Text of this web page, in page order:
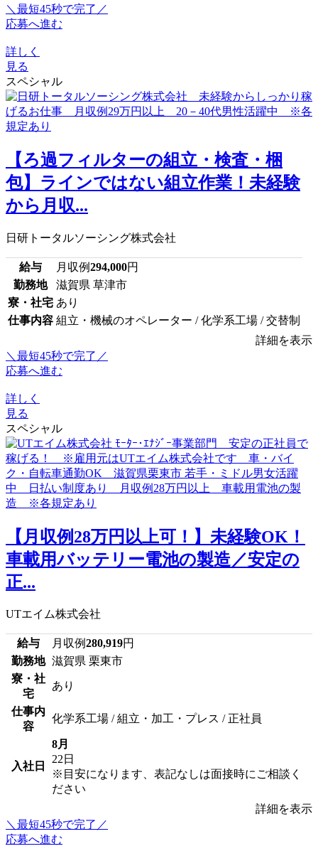
＼最短45秒で完了／
応募へ進む
詳しく
見る
スペシャル
【ろ過フィルターの組立・検査・梱
包】ラインではない組立作業！未経験
から月収...
日研トータルソーシング株式会社
給与 月収例294,000円
勤務地
滋賀県 草津市
寮・社宅 あり
仕事内容 組立・機械のオペレーター / 化学系工場 / 交替制
詳細を表示
＼最短45秒で完了／
応募へ進む
詳しく
見る
スペシャル
【月収例28万円以上可！】未経験OK！
車載用バッテリー電池の製造／安定の
正...
UTエイム株式会社
給与 月収例280,919円
勤務地 滋賀県 栗東市
寮・社
宅
あり
仕事内
容
化学系工場 / 組立・加工・プレス / 正社員
入社日
8月
22日
※目安になります、表記なしは面接時にご相談く
ださい
詳細を表示
＼最短45秒で完了／
応募へ進む